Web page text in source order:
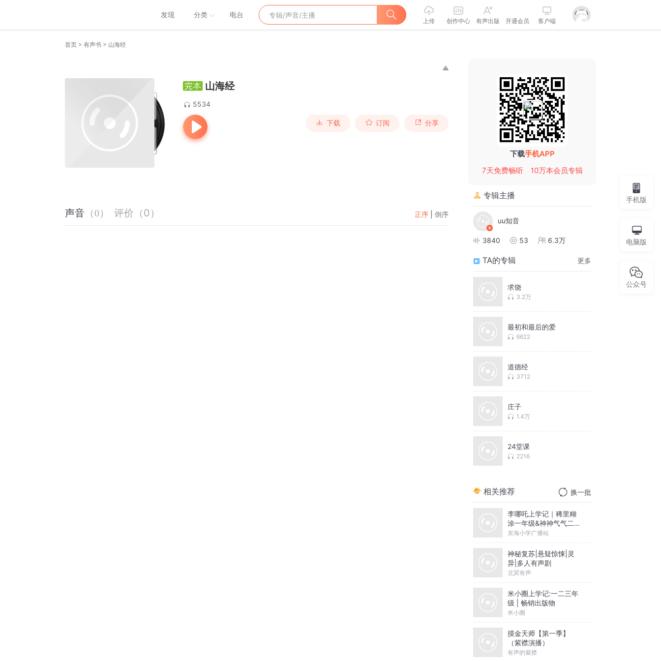
发现 分类 电台
上传 创作中心 有声出版 开通会员 客户端
首页 > 有声书 > 山海经
山海经
5534
下载 订阅 分享
声音 （0） 评价 （0 ） 正序 倒序
下载手机APP
7天免费畅听
10万本会员专辑
专辑主播
uu知音
3840 53 6.3万
TA的专辑 更多
求饶
3.2万
最初和最后的爱
6622
道德经
3712
庄子
1.4万
24堂课
2216
相关推荐 换一批
李哪吒上学记｜稀里糊
涂一年级&神神气气二年
级
东海小学广播站
神秘复苏|悬疑惊悚|灵
异|多人有声剧
北冥有声
米小圈上学记:一二三年
级 | 畅销出版物
米小圈
摸金天师【第一季】
（紫襟演播）
有声的紫襟
手机版
电脑版
公众号